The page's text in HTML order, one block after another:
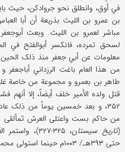
في أوق، وانطلق نحو جروادکن، حیث
بن عمرو بن اللیث بذریعة أن أبا
مباشر لعمرو بن اللیث. وبعث
لسحق تمرده، فانکسر أبوالفتح في
من هذا العام باغت الرزداني
طاهر بن بعمرو و مجموعة من خاصة
قتل ولده الأمیر خلف أیضاً، إلا
۳۵۲، و بعد خمسین یوماً من ذلک
من حاکم بست واعتلی العرش ثمألقی
(تاریخ سیستان
، ۳۲۵-۳۲۷)،
حتی ۳۹۳هـ/ ۱۰۰۳م حینما استولی محمود الغزنوي علیها.